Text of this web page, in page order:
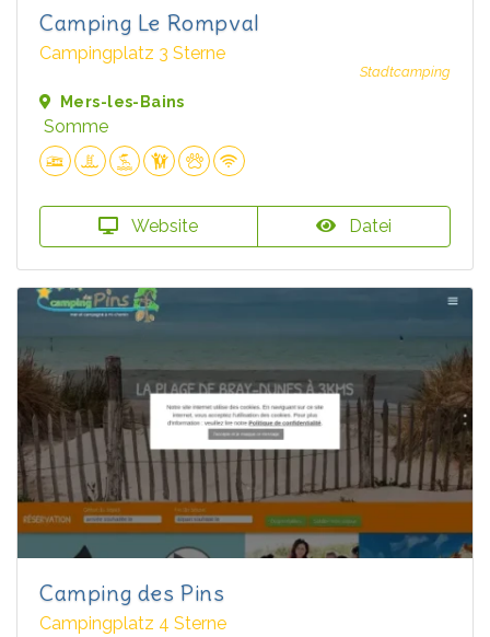
Camping Le Rompval
Campingplatz 3 Sterne
Stadtcamping
Mers-les-Bains
Somme
Website Datei
Camping des Pins
Campingplatz 4 Sterne